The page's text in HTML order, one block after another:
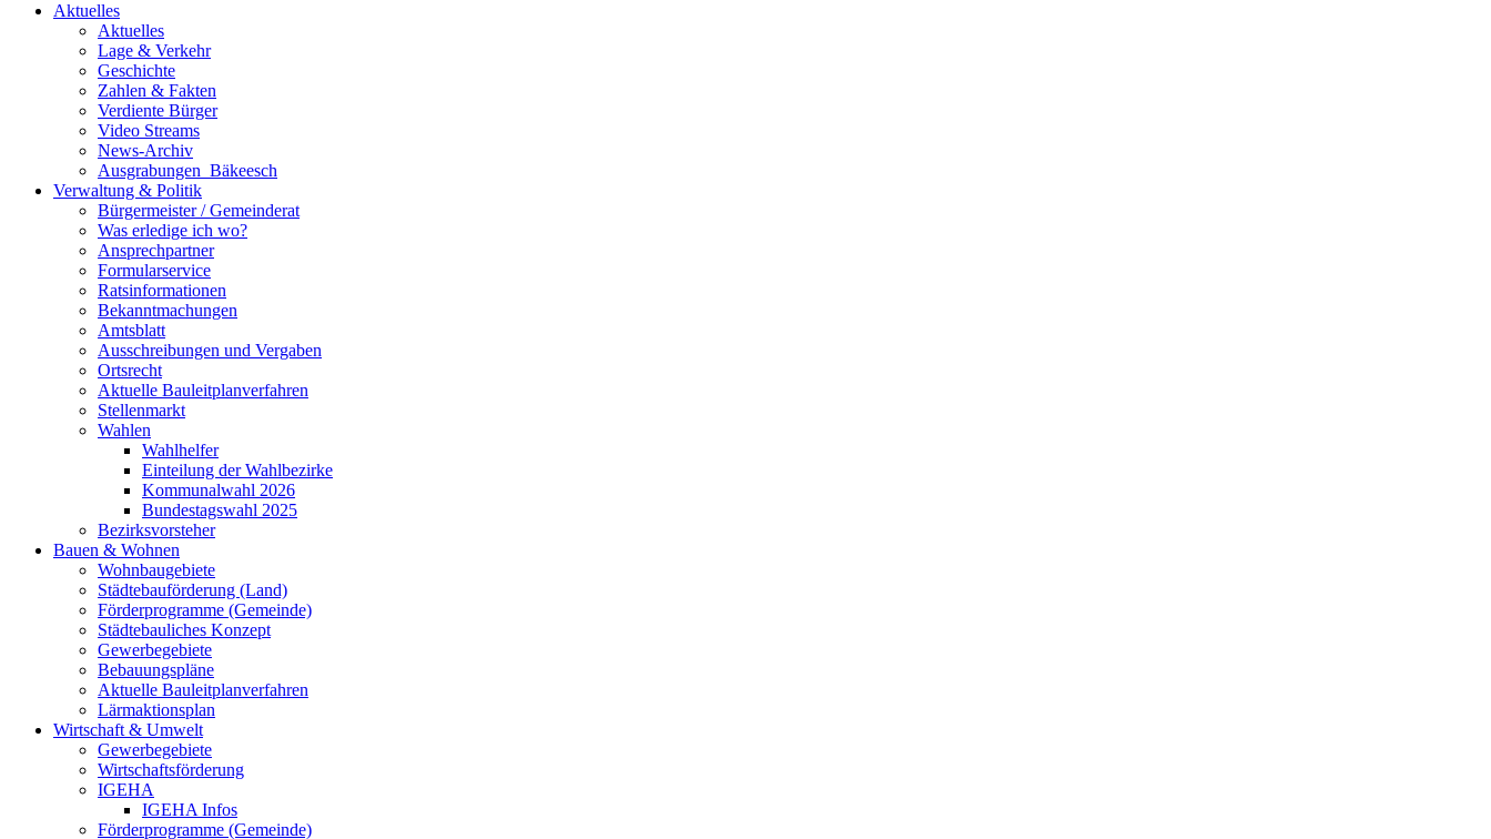
Aktuelles
Aktuelles
Lage & Verkehr
Geschichte
Zahlen & Fakten
Verdiente Bürger
Video Streams
News-Archiv
Ausgrabungen_Bäkeesch
Verwaltung & Politik
Bürgermeister / Gemeinderat
Was erledige ich wo?
Ansprechpartner
Formularservice
Ratsinformationen
Bekanntmachungen
Amtsblatt
Ausschreibungen und Vergaben
Ortsrecht
Aktuelle Bauleitplanverfahren
Stellenmarkt
Wahlen
Wahlhelfer
Einteilung der Wahlbezirke
Kommunalwahl 2026
Bundestagswahl 2025
Bezirksvorsteher
Bauen & Wohnen
Wohnbaugebiete
Städtebauförderung (Land)
Förderprogramme (Gemeinde)
Städtebauliches Konzept
Gewerbegebiete
Bebauungspläne
Aktuelle Bauleitplanverfahren
Lärmaktionsplan
Wirtschaft & Umwelt
Gewerbegebiete
Wirtschaftsförderung
IGEHA
IGEHA Infos
Förderprogramme (Gemeinde)